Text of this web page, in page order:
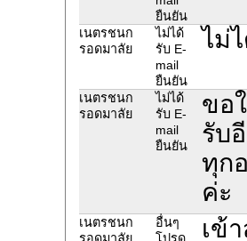
ยืนยัน
เนตรชนก
รอดมาลัย
ไม่ได้
รับ E-
mail
ยืนยัน
ไม่
เนตรชนก
รอดมาลัย
ไม่ได้
รับ E-
mail
ยืนยัน
ขอ
รับ
ทุก
ค่ะ
เนตรชนก
รอดมาลัย
อื่นๆ
โปรด
เข้